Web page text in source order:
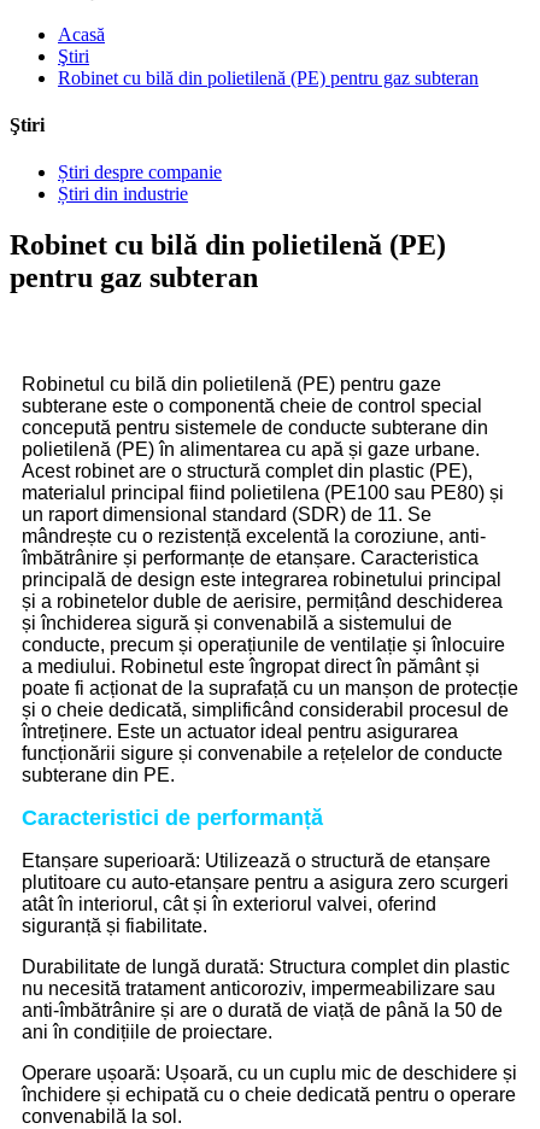
Acasă
Ştiri
Robinet cu bilă din polietilenă (PE) pentru gaz subteran
Ştiri
Știri despre companie
Știri din industrie
Robinet cu bilă din polietilenă (PE)
pentru gaz subteran
Robinetul cu bilă din polietilenă (PE) pentru gaze
subterane este o componentă cheie de control special
concepută pentru sistemele de conducte subterane din
polietilenă (PE) în alimentarea cu apă și gaze urbane.
Acest robinet are o structură complet din plastic (PE),
materialul principal fiind polietilena (PE100 sau PE80) și
un raport dimensional standard (SDR) de 11. Se
mândrește cu o rezistență excelentă la coroziune, anti-
îmbătrânire și performanțe de etanșare. Caracteristica
principală de design este integrarea robinetului principal
și a robinetelor duble de aerisire, permițând deschiderea
și închiderea sigură și convenabilă a sistemului de
conducte, precum și operațiunile de ventilație și înlocuire
a mediului. Robinetul este îngropat direct în pământ și
poate fi acționat de la suprafață cu un manșon de protecție
și o cheie dedicată, simplificând considerabil procesul de
întreținere. Este un actuator ideal pentru asigurarea
funcționării sigure și convenabile a rețelelor de conducte
subterane din PE.
Caracteristici de performanță
Etanșare superioară: Utilizează o structură de etanșare
plutitoare cu auto-etanșare pentru a asigura zero scurgeri
atât în ​​interiorul, cât și în exteriorul valvei, oferind
siguranță și fiabilitate.
Durabilitate de lungă durată: Structura complet din plastic
nu necesită tratament anticoroziv, impermeabilizare sau
anti-îmbătrânire și are o durată de viață de până la 50 de
ani în condițiile de proiectare.
Operare ușoară: Ușoară, cu un cuplu mic de deschidere și
închidere și echipată cu o cheie dedicată pentru o operare
convenabilă la sol.